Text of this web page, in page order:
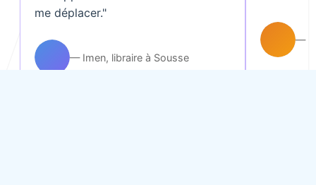
me déplacer."
— Imen, libraire à Sousse
—